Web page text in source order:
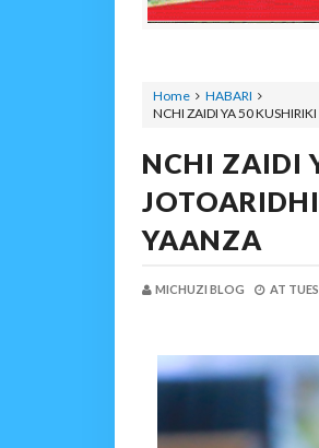
Home
HABARI
NCHI ZAIDI YA 50
NCHI ZAIDI
YAANZA
MICHUZI BLOG AT